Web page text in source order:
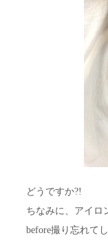
どうですか?!
ちなみに、アイロ
before撮り忘れて